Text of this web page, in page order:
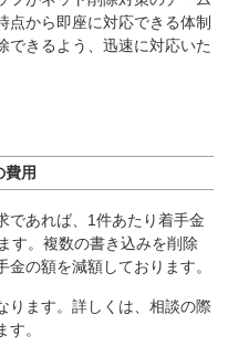
点から即座に対応できる体制
できるよう、迅速に対応いた
用
であれば、1件あたり着手金
す。複数の書き込みを削除
の額を減額しております。
ります。詳しくは、相談の際
。